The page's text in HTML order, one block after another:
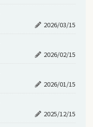
2026/03/15
2026/02/15
2026/01/15
2025/12/15